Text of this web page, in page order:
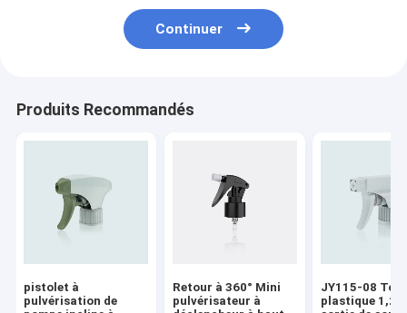
Continuer
Produits Recommandés
pistolet à
pulvérisation de
Retour à 360° Mini
pulvérisateur à
JY115-08
plastique